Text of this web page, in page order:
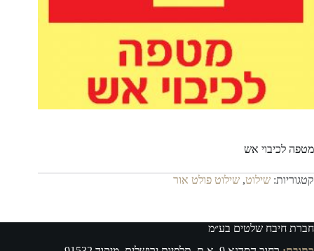
מטפה לכיבוי אש
קטגוריות: שילוט, שילוט פולט אור
חברת חיבח שלטים בע״מ